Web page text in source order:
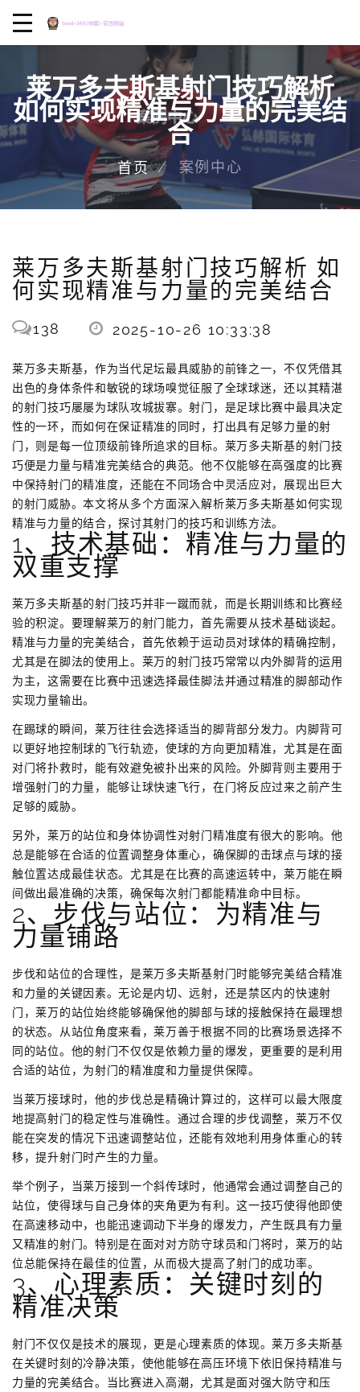
莱万多夫斯基射门技巧解析
如何实现精准与力量的完美结
合
首页 案例中心
莱万多夫斯基射门技巧解析 如
何实现精准与力量的完美结合
138 2025-10-26 10:33:38
莱万多夫斯基，作为当代足坛最具威胁的前锋之一，不仅凭借其
出色的身体条件和敏锐的球场嗅觉征服了全球球迷，还以其精湛
的射门技巧屡屡为球队攻城拔寨。射门，是足球比赛中最具决定
性的一环，而如何在保证精准的同时，打出具有足够力量的射
门，则是每一位顶级前锋所追求的目标。莱万多夫斯基的射门技
巧便是力量与精准完美结合的典范。他不仅能够在高强度的比赛
中保持射门的精准度，还能在不同场合中灵活应对，展现出巨大
的射门威胁。本文将从多个方面深入解析莱万多夫斯基如何实现
精准与力量的结合，探讨其射门的技巧和训练方法。
1、技术基础：精准与力量的
双重支撑
莱万多夫斯基的射门技巧并非一蹴而就，而是长期训练和比赛经
验的积淀。要理解莱万的射门能力，首先需要从技术基础谈起。
精准与力量的完美结合，首先依赖于运动员对球体的精确控制，
尤其是在脚法的使用上。莱万的射门技巧常常以内外脚背的运用
为主，这需要在比赛中迅速选择最佳脚法并通过精准的脚部动作
实现力量输出。
在踢球的瞬间，莱万往往会选择适当的脚背部分发力。内脚背可
以更好地控制球的飞行轨迹，使球的方向更加精准，尤其是在面
对门将扑救时，能有效避免被扑出来的风险。外脚背则主要用于
增强射门的力量，能够让球快速飞行，在门将反应过来之前产生
足够的威胁。
另外，莱万的站位和身体协调性对射门精准度有很大的影响。他
总是能够在合适的位置调整身体重心，确保脚的击球点与球的接
触位置达成最佳状态。尤其是在比赛的高速运转中，莱万能在瞬
间做出最准确的决策，确保每次射门都能精准命中目标。
2、步伐与站位：为精准与
力量铺路
步伐和站位的合理性，是莱万多夫斯基射门时能够完美结合精准
和力量的关键因素。无论是内切、远射，还是禁区内的快速射
门，莱万的站位始终能够确保他的脚部与球的接触保持在最理想
的状态。从站位角度来看，莱万善于根据不同的比赛场景选择不
同的站位。他的射门不仅仅是依赖力量的爆发，更重要的是利用
合适的站位，为射门的精准度和力量提供保障。
当莱万接球时，他的步伐总是精确计算过的，这样可以最大限度
地提高射门的稳定性与准确性。通过合理的步伐调整，莱万不仅
能在突发的情况下迅速调整站位，还能有效地利用身体重心的转
移，提升射门时产生的力量。
举个例子，当莱万接到一个斜传球时，他通常会通过调整自己的
站位，使得球与自己身体的夹角更为有利。这一技巧使得他即使
在高速移动中，也能迅速调动下半身的爆发力，产生既具有力量
又精准的射门。特别是在面对对方防守球员和门将时，莱万的站
位总能保持在最佳的位置，从而极大提高了射门的成功率。
3、心理素质：关键时刻的
精准决策
射门不仅仅是技术的展现，更是心理素质的体现。莱万多夫斯基
在关键时刻的冷静决策，使他能够在高压环境下依旧保持精准与
力量的完美结合。当比赛进入高潮，尤其是面对强大防守和压